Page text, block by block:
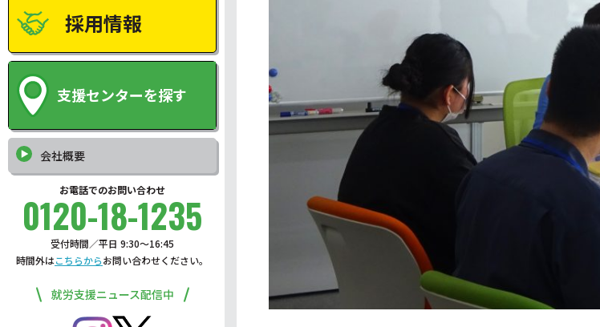
採用情報
支援センターを探す
会社概要
お電話でのお問い合わせ
0120-18-1235
受付時間／平日 9:30〜16:45
時間外はこちらからお問い合わせください。
就労支援ニュース配信中